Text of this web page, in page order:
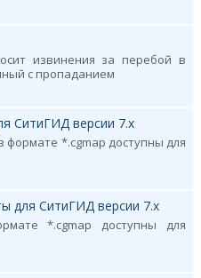
извинения за перебой в
с пропаданием
СитиГИД версии 7.х
*.cgmap доступны для
для СитиГИД версии 7.х
*.cgmap доступны для